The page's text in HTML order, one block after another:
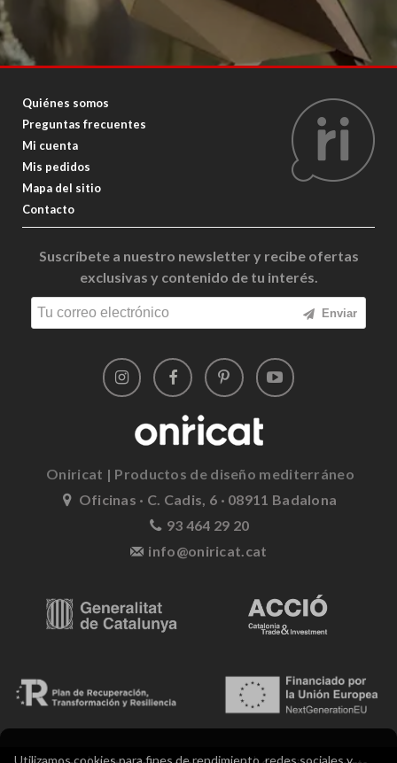
Quiénes somos
Preguntas frecuentes
Mi cuenta
Mis pedidos
Mapa del sitio
Contacto
Suscríbete a nuestro newsletter y recibe ofertas
exclusivas y contenido de tu interés.
Enviar
Oniricat | Productos de diseño mediterráneo
Oficinas · C. Cadis, 6 · 08911 Badalona
93 464 29 20
info@oniricat.cat